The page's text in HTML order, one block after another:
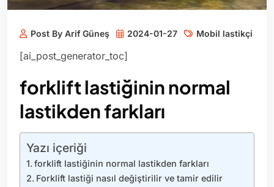
Post By Arif Güneş 2024-01-27 Mobil lastikçi
[ai_post_generator_toc]
forklift lastiğinin normal
lastikden farkları
Yazı içeriği
forklift lastiğinin normal lastikden farkları
Forklift lastiği nasıl değiştirilir ve tamir edilir